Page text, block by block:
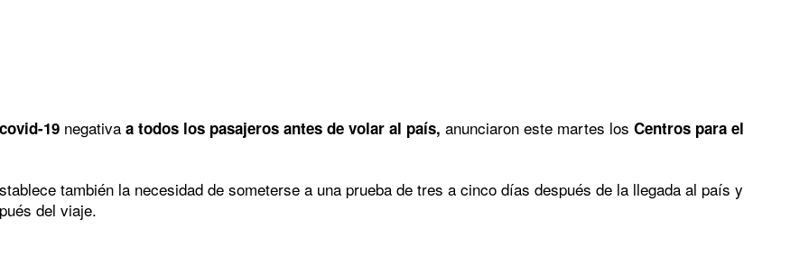
19 negativa a todos los pasajeros antes de volar al país, anunciaron este martes los Centros para el
también la necesidad de someterse a una prueba de tres a cinco días después de la llegada al país y
del viaje.